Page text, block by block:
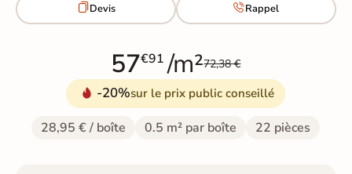
Devis Rappel
57€91 /m²72,38 €
-20%sur le prix public conseillé
28,95 € / boîte 0.5 m² par boîte 22 pièces